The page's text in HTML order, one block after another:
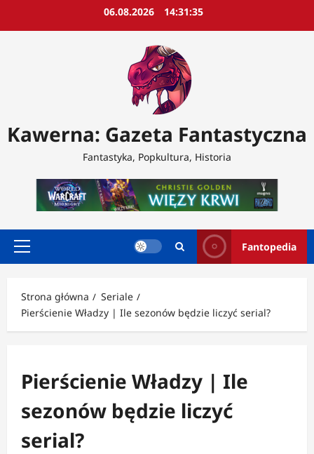
06.08.2026 14:31:37
Kawerna: Gazeta Fantastyczna
Fantastyka, Popkultura, Historia
Menu
Fantopedia
Strona główna
Seriale
Pierścienie Władzy | Ile sezonów będzie liczyć serial?
Pierścienie Władzy | Ile
sezonów będzie liczyć
serial?